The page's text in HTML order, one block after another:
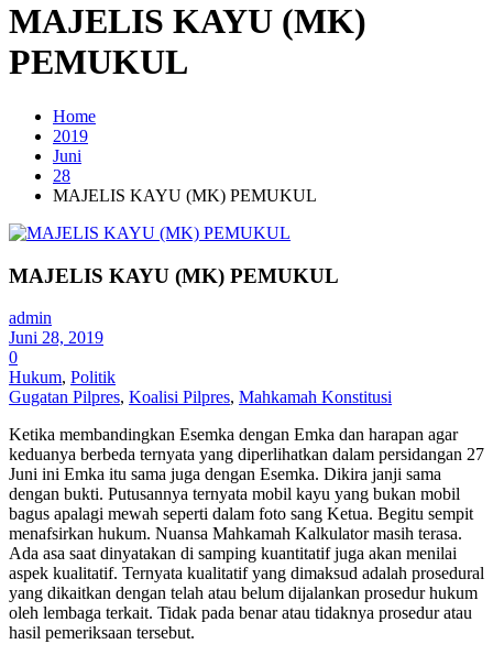
MAJELIS KAYU (MK)
PEMUKUL
Home
2019
Juni
28
MAJELIS KAYU (MK) PEMUKUL
MAJELIS KAYU (MK) PEMUKUL
admin
Juni 28, 2019
0
Hukum, Politik
Gugatan Pilpres, Koalisi Pilpres, Mahkamah Konstitusi
Ketika membandingkan Esemka dengan Emka dan harapan agar
keduanya berbeda ternyata yang diperlihatkan dalam persidangan 27
Juni ini Emka itu sama juga dengan Esemka. Dikira janji sama
dengan bukti. Putusannya ternyata mobil kayu yang bukan mobil
bagus apalagi mewah seperti dalam foto sang Ketua. Begitu sempit
menafsirkan hukum. Nuansa Mahkamah Kalkulator masih terasa.
Ada asa saat dinyatakan di samping kuantitatif juga akan menilai
aspek kualitatif. Ternyata kualitatif yang dimaksud adalah prosedural
yang dikaitkan dengan telah atau belum dijalankan prosedur hukum
oleh lembaga terkait. Tidak pada benar atau tidaknya prosedur atau
hasil pemeriksaan tersebut.